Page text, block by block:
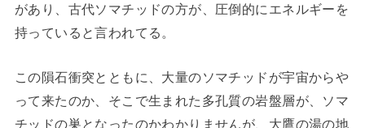
があり、古代ソマチッドの方が、圧倒的にエネルギーを
持っていると言われてる。
この隕石衝突とともに、大量のソマチッドが宇宙からや
って来たのか、そこで生まれた多孔質の岩盤層が、ソマ
チッドの巣となったのかわかりませんが、大鷹の湯の地